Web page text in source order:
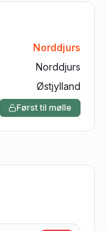
Norddjurs
Norddjurs
Østjylland
Først til mølle